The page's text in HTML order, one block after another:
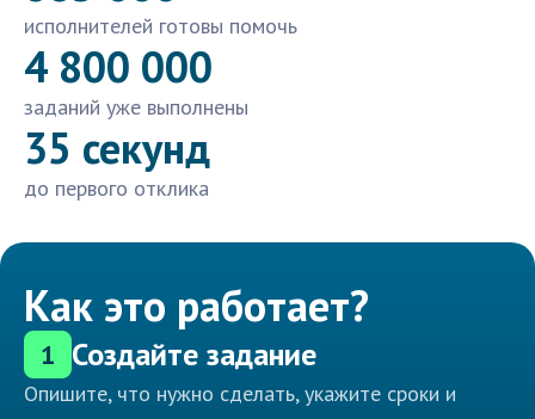
исполнителей готовы помочь
4 800 000
заданий уже выполнены
35 секунд
до первого отклика
Как это работает?
1 Создайте задание
Опишите, что нужно сделать, укажите сроки и